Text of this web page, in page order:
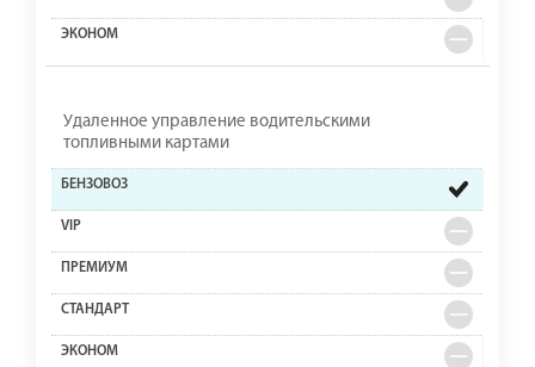
Удаленное управление водительскими
топливными картами